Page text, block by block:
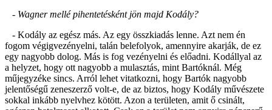
- Wagner mellé pihentetésként jön majd Kodály?
- Kodály az egész más. Az egy összkiadás lenne. Azt nem én
fogom végigvezényelni, talán belefolyok, amennyire akarják, de ez
egy nagyobb dolog. Más is fog vezényelni és előadni. Kodállyal az
a helyzet, hogy ott nagyobb a mulasztás, mint Bartóknál. Még
műjegyzéke sincs. Arról lehet vitatkozni, hogy Bartók nagyobb
jelentőségű zeneszerző volt-e, de az biztos, hogy Kodály művészete
sokkal inkább nyelvhez kötött. Azon a területen, amit ő csinált,